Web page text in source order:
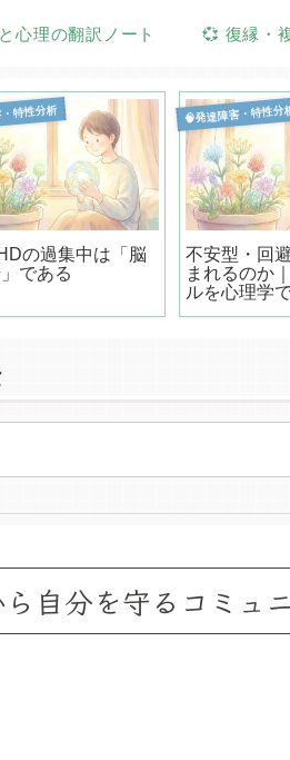
心理の翻訳ノート 💞 復縁・
特性分析
の過集中は「脳
である
🧠発達障害・特性分
不安型・回
まれるのか
ルを心理学
自分を守るコミュ